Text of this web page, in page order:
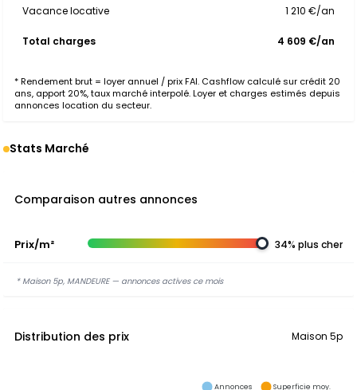
Vacance locative 1 210 €/an
Total charges 4 609 €/an
* Rendement brut = loyer annuel / prix FAI. Cashflow calculé sur crédit 20
ans, apport 20%, taux marché interpolé. Loyer et charges estimés depuis
annonces location du secteur.
Stats Marché
Comparaison autres annonces
Prix/m² 34% plus cher
* Maison 5p, MANDEURE — annonces actives ce mois
Distribution des prix Maison 5p
Annonces Superficie moy.